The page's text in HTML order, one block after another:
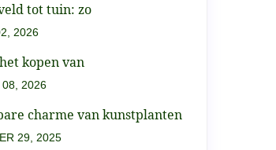
tot tuin: zo
2026
kopen van
08, 2026
charme van kunstplanten
29, 2025